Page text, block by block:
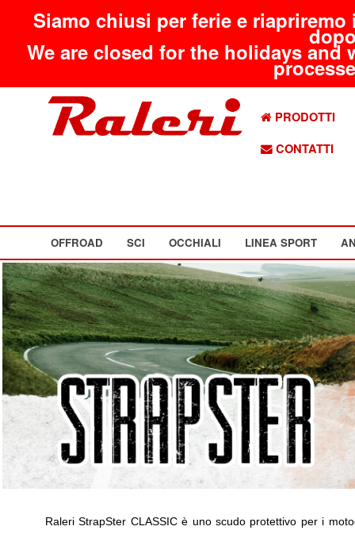
Siamo chiusi per ferie e
We are closed for the holidays
PRODOTTI
CONTATTI
OFFROAD SCI OCCHIALI LINEA SPORT
Raleri StrapSter CLASSIC è uno scudo protettivo per i